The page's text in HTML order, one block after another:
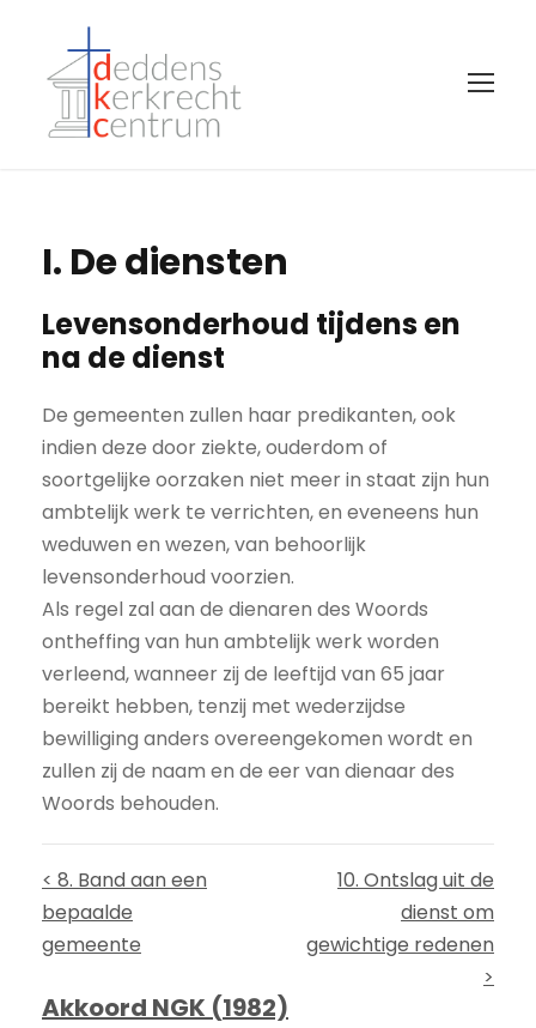
I. De diensten
Levensonderhoud tijdens en
na de dienst
De gemeenten zullen haar predikanten, ook
indien deze door ziekte, ouderdom of
soortgelijke oorzaken niet meer in staat zijn hun
ambtelijk werk te verrichten, en eveneens hun
weduwen en wezen, van behoorlijk
levensonderhoud voorzien.
Als regel zal aan de dienaren des Woords
ontheffing van hun ambtelijk werk worden
verleend, wanneer zij de leeftijd van 65 jaar
bereikt hebben, tenzij met wederzijdse
bewilliging anders overeengekomen wordt en
zullen zij de naam en de eer van dienaar des
Woords behouden.
< 8. Band aan een
bepaalde
gemeente
10. Ontslag uit de
dienst om
gewichtige redenen
>
Akkoord NGK (1982)